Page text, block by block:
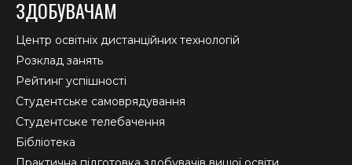
ЗДОБУВАЧАМ
Центр освітніх дистанційних технологій
Розклад занять
Рейтинг успішності
Студентське самоврядування
Студентське телебачення
Бібліотека